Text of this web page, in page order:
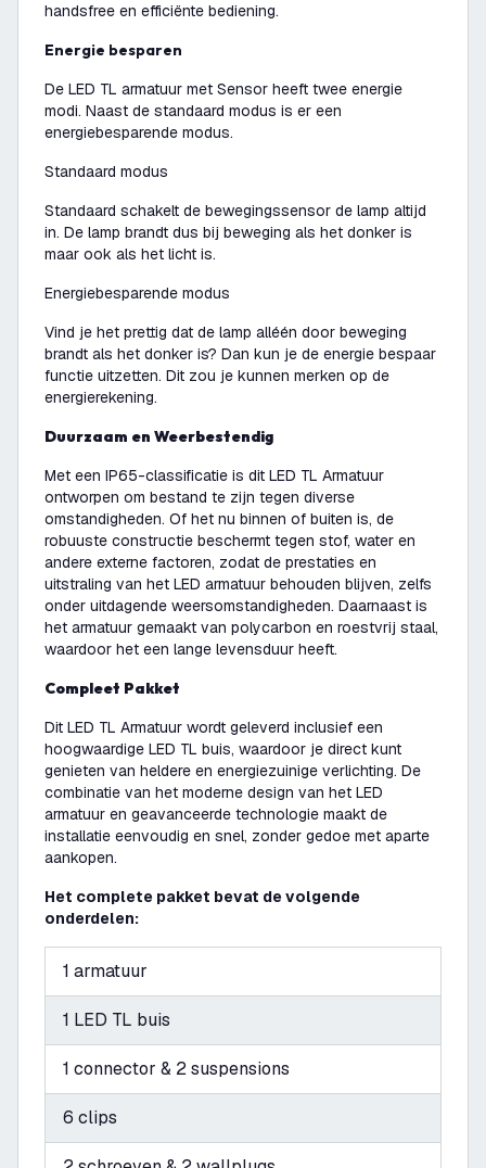
handsfree en efficiënte bediening.
Energie besparen
De LED TL armatuur met Sensor heeft twee energie
modi. Naast de standaard modus is er een
energiebesparende modus.
Standaard modus
Standaard schakelt de bewegingssensor de lamp altijd
in. De lamp brandt dus bij beweging als het donker is
maar ook als het licht is.
Energiebesparende modus
Vind je het prettig dat de lamp alléén door beweging
brandt als het donker is? Dan kun je de energie bespaar
functie uitzetten. Dit zou je kunnen merken op de
energierekening.
Duurzaam en Weerbestendig
Met een IP65-classificatie is dit LED TL Armatuur
ontworpen om bestand te zijn tegen diverse
omstandigheden. Of het nu binnen of buiten is, de
robuuste constructie beschermt tegen stof, water en
andere externe factoren, zodat de prestaties en
uitstraling van het LED armatuur behouden blijven, zelfs
onder uitdagende weersomstandigheden. Daarnaast is
het armatuur gemaakt van polycarbon en roestvrij staal,
waardoor het een lange levensduur heeft.
Compleet Pakket
Dit LED TL Armatuur wordt geleverd inclusief een
hoogwaardige LED TL buis, waardoor je direct kunt
genieten van heldere en energiezuinige verlichting. De
combinatie van het moderne design van het LED
armatuur en geavanceerde technologie maakt de
installatie eenvoudig en snel, zonder gedoe met aparte
aankopen.
Het complete pakket bevat de volgende
onderdelen:
1 armatuur
1 LED TL buis
1 connector & 2 suspensions
6 clips